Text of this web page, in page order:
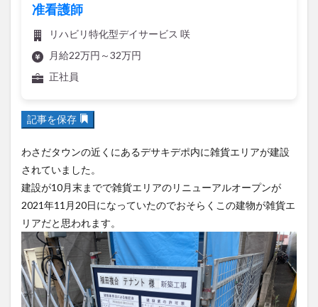
准看護師
リハビリ特化型デイサービス 咲
月給22万円～32万円
正社員
記事を保存
わさだタウンの近くにあるデサキデポ内に雑貨エリアが建設
されていました。
建設が10月末までで雑貨エリアのリニューアルオープンが
2021年11月20日になっていたのでおそらくこの建物が雑貨エ
リアだと思われます。
スタバ
チキンカレー
テイクアウト
トキハ本店
ハロウィン
ハンバーグ
ビアガーデン
ヘルシー
ホーバークラフト
ミヤマキリシマ
ラクテンチ
ラバーダック
ランチ ラーメン
リニューアル
リンクスクエア
中央町
中津市 九重町
休業
佐伯市
佐伯市ランチ 佐賀関
体験レポ
保護猫
催事 公園 冬 初詣
別府